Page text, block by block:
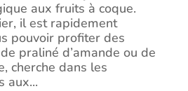
aux fruits à coque.
il est rapidement
pouvoir profiter des
praliné d’amande ou de
cherche dans les
aux...